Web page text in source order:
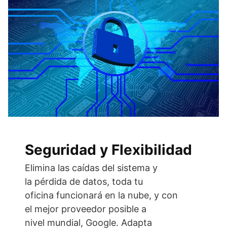
Seguridad y Flexibilidad
Elimina las caídas del sistema y
la pérdida de datos, toda tu
oficina funcionará en la nube, y con
el mejor proveedor posible a
nivel mundial, Google. Adapta